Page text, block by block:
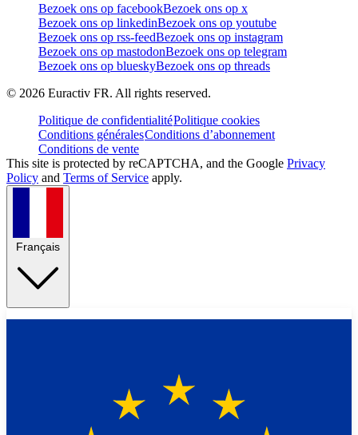
Bezoek ons op facebookBezoek ons op x
Bezoek ons op linkedinBezoek ons op youtube
Bezoek ons op rss-feedBezoek ons op instagram
Bezoek ons op mastodonBezoek ons op telegram
Bezoek ons op blueskyBezoek ons op threads
© 2026 Euractiv FR. All rights reserved.
Politique de confidentialitéPolitique cookies
Conditions généralesConditions d’abonnement
Conditions de vente
This site is protected by reCAPTCHA, and the Google Privacy
Policy and Terms of Service apply.
Français